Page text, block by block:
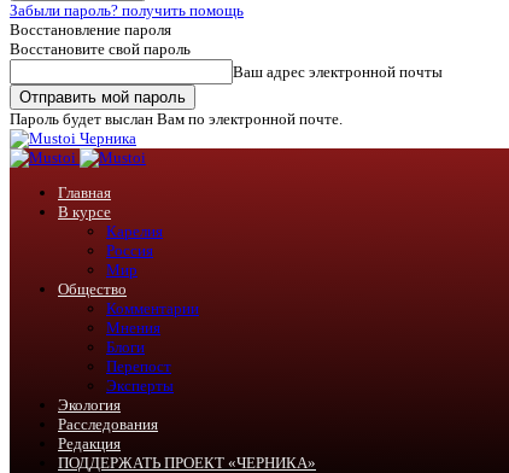
Забыли пароль? получить помощь
Восстановление пароля
Восстановите свой пароль
Ваш адрес электронной почты
Пароль будет выслан Вам по электронной почте.
Черника
Главная
В курсе
Карелия
Россия
Мир
Общество
Комментарии
Мнения
Блоги
Перепост
Эксперты
Экология
Расследования
Редакция
ПОДДЕРЖАТЬ ПРОЕКТ «ЧЕРНИКА»